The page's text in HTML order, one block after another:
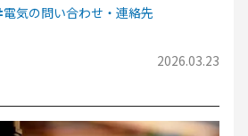
電気の問い合わせ・連絡先
2026.03.23